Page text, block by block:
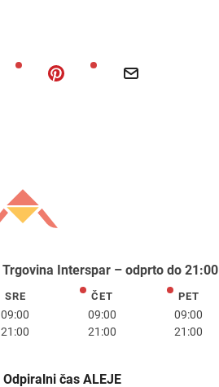
Trgovina Interspar – odprto do 21:00
SREsreda
09:00
21:00
ČETčetrtek
09:00
21:00
PETpetek
09:00
21:00
Odpiralni čas ALEJE